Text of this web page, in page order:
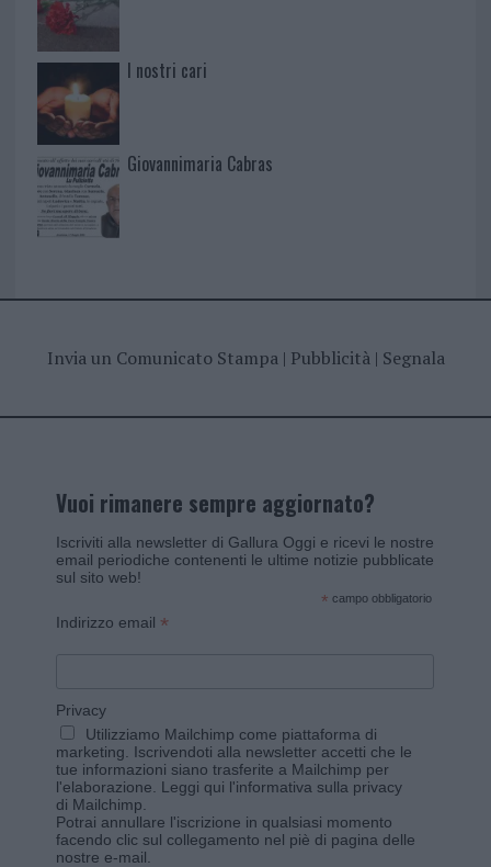
I nostri cari
Giovannimaria Cabras
Invia un Comunicato Stampa| Pubblicità| Segnala
Vuoi rimanere sempre aggiornato?
Iscriviti alla newsletter di Gallura Oggi e ricevi le nostre
email periodiche contenenti le ultime notizie pubblicate
sul sito web!
* campo obbligatorio
Indirizzo email *
Privacy
Utilizziamo Mailchimp come piattaforma di
marketing. Iscrivendoti alla newsletter accetti che le
tue informazioni siano trasferite a Mailchimp per
l'elaborazione. Leggi qui l'informativa sulla privacy
di Mailchimp
Potrai annullare l'iscrizione in qualsiasi momento
facendo clic sul collegamento nel piè di pagina delle
nostre e-mail.